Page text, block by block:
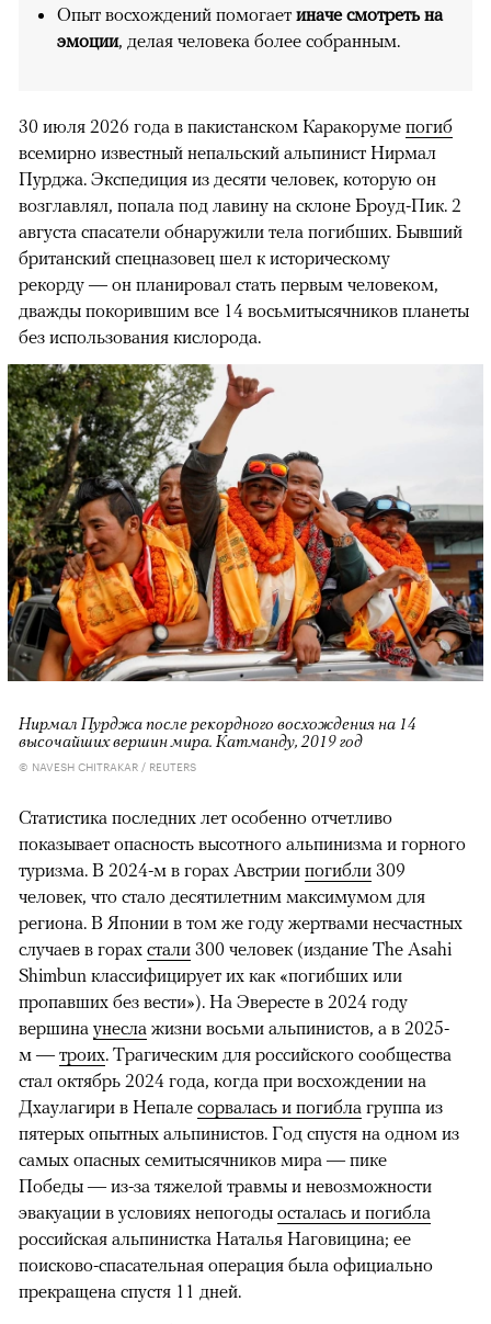
Опыт восхождений помогает иначе смотреть на
эмоции, делая человека более собранным.
30 июля 2026 года в пакистанском Каракоруме погиб
всемирно известный непальский альпинист Нирмал
Пурджа. Экспедиция из десяти человек, которую он
возглавлял, попала под лавину на склоне Броуд-Пик. 2
августа спасатели обнаружили тела погибших. Бывший
британский спецназовец шел к историческому
рекорду — он планировал стать первым человеком,
дважды покорившим все 14 восьмитысячников планеты
без использования кислорода.
Нирмал Пурджа после рекордного восхождения на 14
высочайших вершин мира. Катманду, 2019 год
© NAVESH CHITRAKAR / REUTERS
Статистика последних лет особенно отчетливо
показывает опасность высотного альпинизма и горного
туризма. В 2024-м в горах Австрии погибли 309
человек, что стало десятилетним максимумом для
региона. В Японии в том же году жертвами несчастных
случаев в горах стали 300 человек (издание The Asahi
Shimbun классифицирует их как «погибших или
пропавших без вести»). На Эвересте в 2024 году
вершина унесла жизни восьми альпинистов, а в 2025-
м — троих. Трагическим для российского сообщества
стал октябрь 2024 года, когда при восхождении на
Дхаулагири в Непале сорвалась и погибла группа из
пятерых опытных альпинистов. Год спустя на одном из
самых опасных семитысячников мира — пике
Победы — из-за тяжелой травмы и невозможности
эвакуации в условиях непогоды осталась и погибла
российская альпинистка Наталья Наговицина; ее
поисково-спасательная операция была официально
прекращена спустя 11 дней.